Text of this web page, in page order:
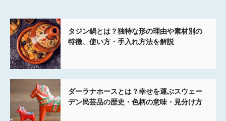
タジン鍋とは？独特な形の理由や素材別の
特徴、使い方・手入れ方法を解説
ダーラナホースとは？幸せを運ぶスウェー
デン民芸品の歴史・色柄の意味・見分け方